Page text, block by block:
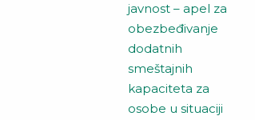
javnost – apel za
obezbeđivanje
dodatnih
smeštajnih
kapaciteta za
osobe u situaciji